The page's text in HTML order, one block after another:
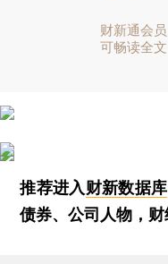
财新通会员
可畅读全文
推荐进入财新数据库
债券、公司人物，财